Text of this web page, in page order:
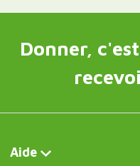
Donner,
Aide